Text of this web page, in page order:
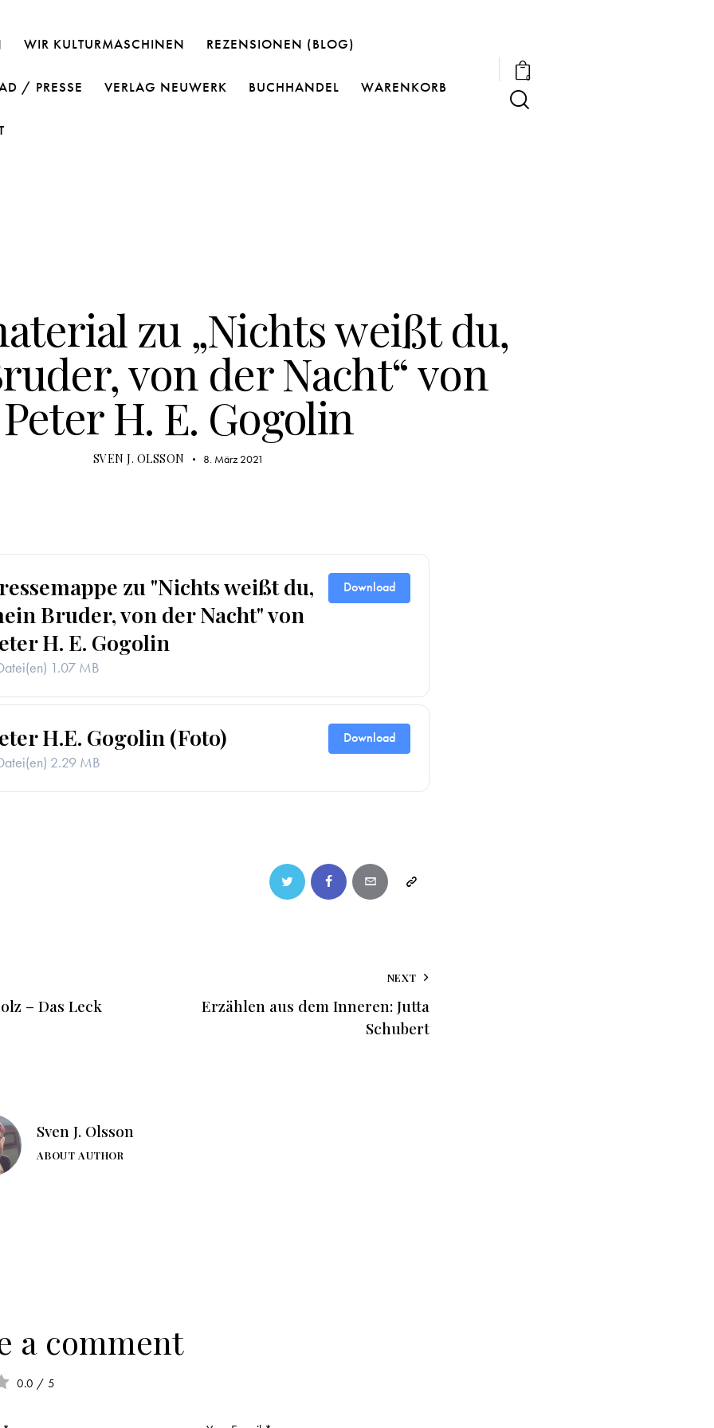
WIR KULTURMASCHINEN REZENSIONEN (BLOG)
/ PRESSE VERLAG NEUWERK BUCHHANDEL WARENKORB
0
zu „Nichts weißt du,
von der Nacht“ von
Peter H. E. Gogolin
SVEN J. OLSSON 8. März 2021
zu "Nichts weißt du,
Bruder, von der Nacht" von
H. E. Gogolin
1.07 MB
Download
H.E. Gogolin (Foto)
2.29 MB
Download
– Das Leck
NEXT
Erzählen aus dem Inneren: Jutta
Schubert
Sven J. Olsson
ABOUT AUTHOR
a comment
0.0 / 5